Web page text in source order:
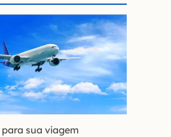
sua viagem